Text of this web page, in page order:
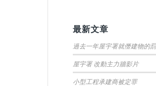
最新文章
過去一年屋宇署就僭建物的
屋宇署 改動主力牆影片
小型工程承建商被定罪